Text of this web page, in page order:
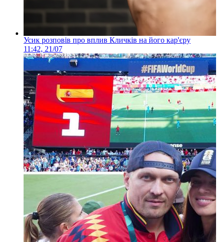
Усик розповів про вплив Кличків на його кар'єру
11:42, 21/07